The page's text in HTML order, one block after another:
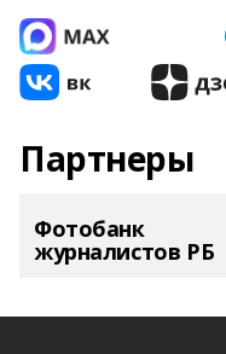
Партнеры
Фотобанк
журналистов РБ